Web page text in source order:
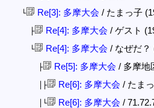
└ Re[3]: 多摩大会 / たまっ子
├ Re[4]: 多摩大会 / ゲスト
└ Re[4]: 多摩大会 / なぜだ？
├ Re[5]: 多摩大会 / 多摩地
│├ Re[6]: 多摩大会 / たま
│└ Re[6]: 多摩大会 /